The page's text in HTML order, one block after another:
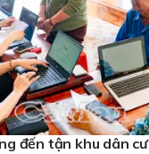
đến tận khu dân cư